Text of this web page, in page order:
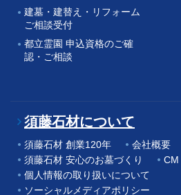
建墓・建替え・リフォーム
ご相談受付
都立霊園 申込資格のご確
認・ご相談
須藤石材について
須藤石材 創業120年 会社概要
須藤石材 安心のお墓づくり
CM
個人情報の取り扱いについて
ソーシャルメディアポリシー